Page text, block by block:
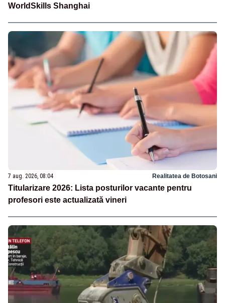
WorldSkills Shanghai
7 aug. 2026, 08:04 Realitatea de Botosani
Titularizare 2026: Lista posturilor vacante pentru
profesori este actualizată vineri